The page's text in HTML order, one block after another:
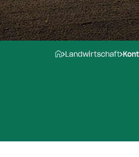
Landwirtschaft